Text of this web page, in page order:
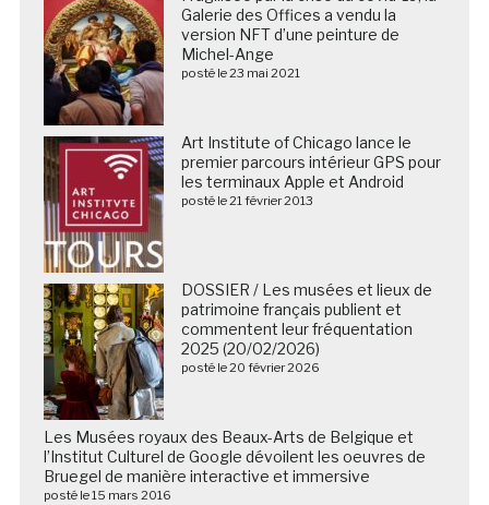
Galerie des Offices a vendu la
version NFT d’une peinture de
Michel-Ange
posté le 23 mai 2021
Art Institute of Chicago lance le
premier parcours intérieur GPS pour
les terminaux Apple et Android
posté le 21 février 2013
DOSSIER / Les musées et lieux de
patrimoine français publient et
commentent leur fréquentation
2025 (20/02/2026)
posté le 20 février 2026
Les Musées royaux des Beaux-Arts de Belgique et
l’Institut Culturel de Google dévoilent les oeuvres de
Bruegel de manière interactive et immersive
posté le 15 mars 2016